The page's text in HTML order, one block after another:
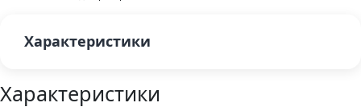
Характеристики
Характеристики